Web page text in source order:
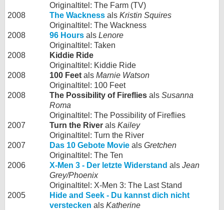
Originaltitel: The Farm (TV)
2008
The Wackness als Kristin Squires
Originaltitel: The Wackness
2008
96 Hours als Lenore
Originaltitel: Taken
2008
Kiddie Ride
Originaltitel: Kiddie Ride
2008
100 Feet als Marnie Watson
Originaltitel: 100 Feet
2008
The Possibility of Fireflies als Susanna
Roma
Originaltitel: The Possibility of Fireflies
2007
Turn the River als Kailey
Originaltitel: Turn the River
2007
Das 10 Gebote Movie als Gretchen
Originaltitel: The Ten
2006
X-Men 3 - Der letzte Widerstand als Jean
Grey/Phoenix
Originaltitel: X-Men 3: The Last Stand
2005
Hide and Seek - Du kannst dich nicht
verstecken als Katherine